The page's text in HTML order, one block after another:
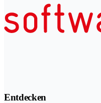
Entdecken